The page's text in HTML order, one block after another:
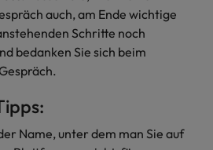
auch, am Ende wichtige
Schritte noch
bedanken Sie sich beim
Name, unter dem man Sie auf